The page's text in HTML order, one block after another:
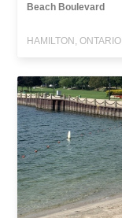
Beach Boulevard
HAMILTON, ONTARIO